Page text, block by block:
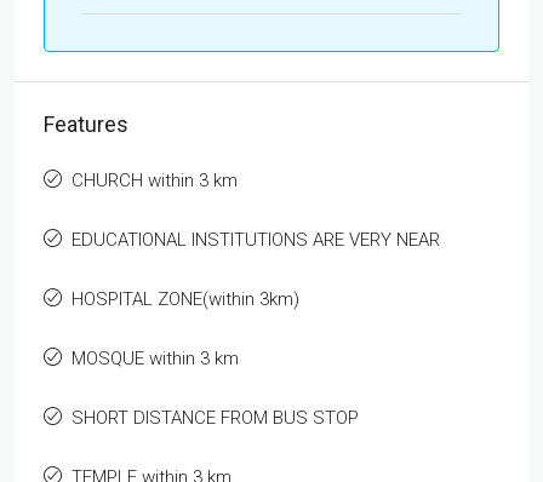
Features
CHURCH within 3 km
EDUCATIONAL INSTITUTIONS ARE VERY NEAR
HOSPITAL ZONE(within 3km)
MOSQUE within 3 km
SHORT DISTANCE FROM BUS STOP
TEMPLE within 3 km